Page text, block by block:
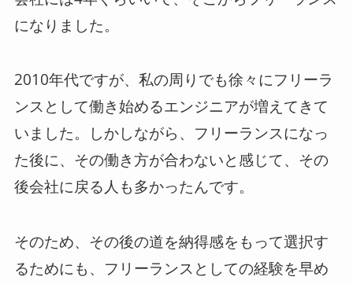
になりました。
2010年代ですが、私の周りでも徐々にフリーラ
ンスとして働き始めるエンジニアが増えてきて
いました。しかしながら、フリーランスになっ
た後に、その働き方が合わないと感じて、その
後会社に戻る人も多かったんです。
そのため、その後の道を納得感をもって選択す
るためにも、フリーランスとしての経験を早め